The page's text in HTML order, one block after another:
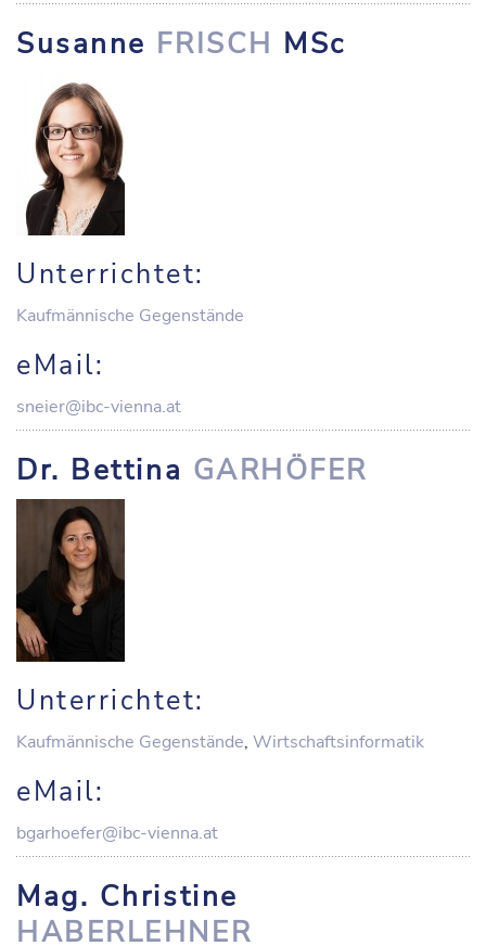
Susanne FRISCH MSc
Unterrichtet:
Kaufmännische Gegenstände
eMail:
sneier@ibc-vienna.at
Dr. Bettina GARHÖFER
Unterrichtet:
Kaufmännische Gegenstände, Wirtschaftsinformatik
eMail:
bgarhoefer@ibc-vienna.at
Mag. Christine
HABERLEHNER